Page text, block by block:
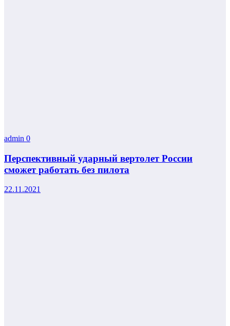
admin 0
Перспективный ударный вертолет России
сможет работать без пилота
22.11.2021